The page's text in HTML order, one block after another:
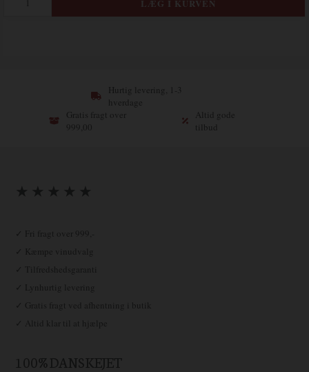
Hurtig levering, 1-3
hverdage
Gratis fragt over
999,00
Altid gode
tilbud
★ ★ ★ ★ ★
✓ Fri fragt over 999,-
✓ Kæmpe vinudvalg
✓ Tilfredshedsgaranti
✓ Lynhurtig levering
✓ Gratis fragt ved afhentning i butik
✓ Altid klar til at hjælpe
100% DANSKEJET